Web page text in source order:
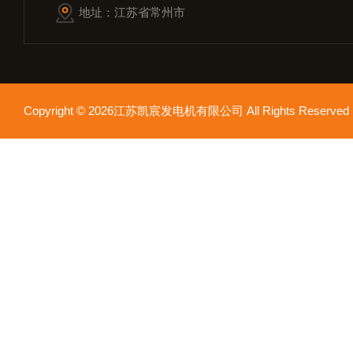
地址：江苏省常州市
Copyright © 2026江苏凯宸发电机有限公司 All Rights